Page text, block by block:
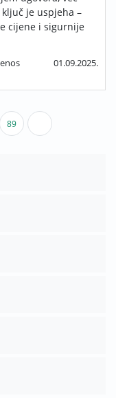
je uspjeha –
cijene i sigurnije
01.09.2025.
89